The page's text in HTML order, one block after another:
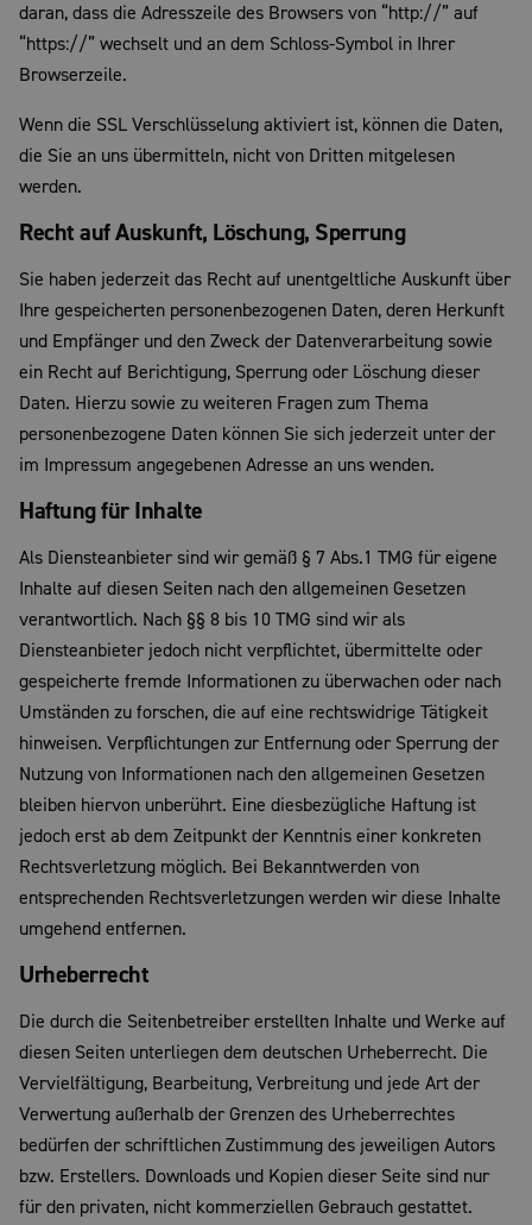
daran, dass die Adresszeile des Browsers von “http://” auf
“https://” wechselt und an dem Schloss-Symbol in Ihrer
Browserzeile.
Wenn die SSL Verschlüsselung aktiviert ist, können die Daten,
die Sie an uns übermitteln, nicht von Dritten mitgelesen
werden.
Recht auf Auskunft, Löschung, Sperrung
Sie haben jederzeit das Recht auf unentgeltliche Auskunft über
Ihre gespeicherten personenbezogenen Daten, deren Herkunft
und Empfänger und den Zweck der Datenverarbeitung sowie
ein Recht auf Berichtigung, Sperrung oder Löschung dieser
Daten. Hierzu sowie zu weiteren Fragen zum Thema
personenbezogene Daten können Sie sich jederzeit unter der
im Impressum angegebenen Adresse an uns wenden.
Haftung für Inhalte
Als Diensteanbieter sind wir gemäß § 7 Abs.1 TMG für eigene
Inhalte auf diesen Seiten nach den allgemeinen Gesetzen
verantwortlich. Nach §§ 8 bis 10 TMG sind wir als
Diensteanbieter jedoch nicht verpflichtet, übermittelte oder
gespeicherte fremde Informationen zu überwachen oder nach
Umständen zu forschen, die auf eine rechtswidrige Tätigkeit
hinweisen. Verpflichtungen zur Entfernung oder Sperrung der
Nutzung von Informationen nach den allgemeinen Gesetzen
bleiben hiervon unberührt. Eine diesbezügliche Haftung ist
jedoch erst ab dem Zeitpunkt der Kenntnis einer konkreten
Rechtsverletzung möglich. Bei Bekanntwerden von
entsprechenden Rechtsverletzungen werden wir diese Inhalte
umgehend entfernen.
Urheberrecht
Die durch die Seitenbetreiber erstellten Inhalte und Werke auf
diesen Seiten unterliegen dem deutschen Urheberrecht. Die
Vervielfältigung, Bearbeitung, Verbreitung und jede Art der
Verwertung außerhalb der Grenzen des Urheberrechtes
bedürfen der schriftlichen Zustimmung des jeweiligen Autors
bzw. Erstellers. Downloads und Kopien dieser Seite sind nur
für den privaten, nicht kommerziellen Gebrauch gestattet.